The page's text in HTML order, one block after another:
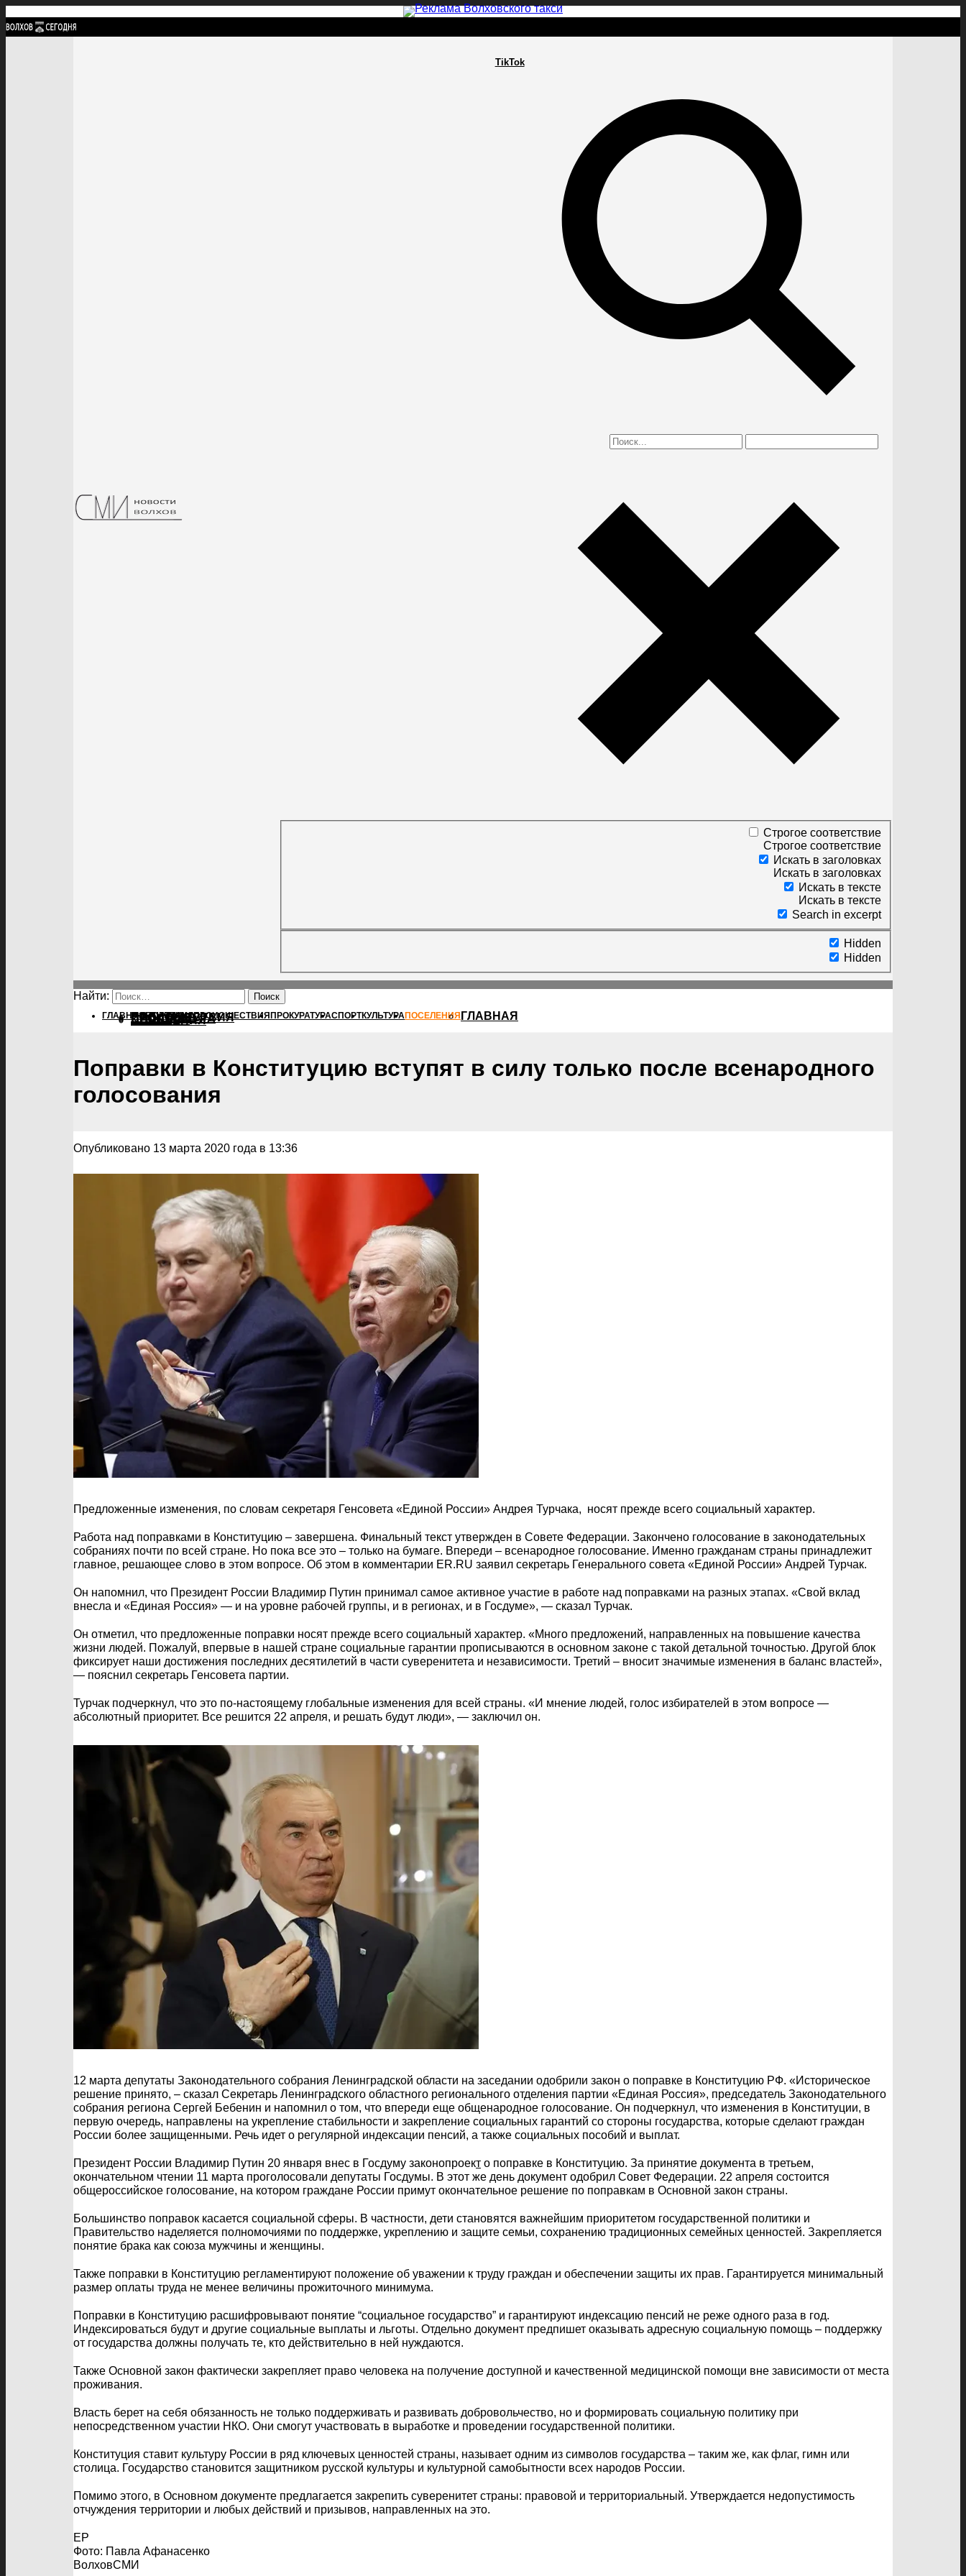
TikTok
Строгое соответствие
Строгое соответствие
Искать в заголовках
Искать в заголовках
Искать в тексте
Искать в тексте
Search in excerpt
Hidden
Hidden
Найти:
ГЛАВНАЯПОЛИТИКАПРОИСШЕСТВИЯ ПРОКУРАТУРАСПОРТКУЛЬТУРАПОСЕЛЕНИЯ ГЛАВНАЯ
ПОЛИТИКА
ПРОИСШЕСТВИЯ
ПРОКУРАТУРА
СПОРТ
КУЛЬТУРА
ПОСЕЛЕНИЯ
Поправки в Конституцию вступят в силу только после всенародного
голосования
Опубликовано 13 марта 2020 года в 13:36
Предложенные изменения, по словам секретаря Генсовета «Единой России» Андрея Турчака, носят прежде всего социальный характер.
Работа над поправками в Конституцию – завершена. Финальный текст утвержден в Совете Федерации. Закончено голосование в законодательных
собраниях почти по всей стране. Но пока все это – только на бумаге. Впереди – всенародное голосование. Именно гражданам страны принадлежит
главное, решающее слово в этом вопросе. Об этом в комментарии ER.RU заявил секретарь Генерального совета «Единой России» Андрей Турчак.
Он напомнил, что Президент России Владимир Путин принимал самое активное участие в работе над поправками на разных этапах. «Свой вклад
внесла и «Единая Россия» — и на уровне рабочей группы, и в регионах, и в Госдуме», — сказал Турчак.
Он отметил, что предложенные поправки носят прежде всего социальный характер. «Много предложений, направленных на повышение качества
жизни людей. Пожалуй, впервые в нашей стране социальные гарантии прописываются в основном законе с такой детальной точностью. Другой блок
фиксирует наши достижения последних десятилетий в части суверенитета и независимости. Третий – вносит значимые изменения в баланс властей»,
— пояснил секретарь Генсовета партии.
Турчак подчеркнул, что это по-настоящему глобальные изменения для всей страны. «И мнение людей, голос избирателей в этом вопросе —
абсолютный приоритет. Все решится 22 апреля, и решать будут люди», — заключил он.
12 марта депутаты Законодательного собрания Ленинградской области нa заседании одобрили закон о поправке в Конституцию РФ. «Историческое
решение принято, – сказал Секретарь Ленинградского областного регионального отделения партии «Единая Россия», председатель Законодательного
собрания региона Сергей Бебенин и напомнил о том, что впереди еще общенародное голосование. Он подчеркнул, что изменения в Конституции, в
первую очередь, направлены на укрепление стабильности и закрепление социальных гарантий со стороны государства, которые сделают граждан
России более защищенными. Речь идет о регулярной индексации пенсий, а также социальных пособий и выплат.
Президент России Владимир Путин 20 января внес в Госдуму законопроект о поправке в Конституцию. За принятие документа в третьем,
окончательном чтении 11 марта проголосовали депутаты Госдумы. В этот же день документ одобрил Совет Федерации. 22 апреля состоится
общероссийское голосование, на котором граждане России примут окончательное решение по поправкам в Основной закон страны.
Большинство поправок касается социальной сферы. В частности, дети становятся важнейшим приоритетом государственной политики и
Правительство наделяется полномочиями по поддержке, укреплению и защите семьи, сохранению традиционных семейных ценностей. Закрепляется
понятие брака как союза мужчины и женщины.
Также поправки в Конституцию регламентируют положение об уважении к труду граждан и обеспечении защиты их прав. Гарантируется минимальный
размер оплаты труда не менее величины прожиточного минимума.
Поправки в Конституцию расшифровывают понятие “социальное государство” и гарантируют индексацию пенсий не реже одного раза в год.
Индексироваться будут и другие социальные выплаты и льготы. Отдельно документ предпишет оказывать адресную социальную помощь – поддержку
от государства должны получать те, кто действительно в ней нуждаются.
Также Основной закон фактически закрепляет право человека на получение доступной и качественной медицинской помощи вне зависимости от места
проживания.
Власть берет на себя обязанность не только поддерживать и развивать добровольчество, но и формировать социальную политику при
непосредственном участии НКО. Они смогут участвовать в выработке и проведении государственной политики.
Конституция ставит культуру России в ряд ключевых ценностей страны, называет одним из символов государства – таким же, как флаг, гимн или
столица. Государство становится защитником русской культуры и культурной самобытности всех народов России.
Помимо этого, в Основном документе предлагается закрепить суверенитет страны: правовой и территориальный. Утверждается недопустимость
отчуждения территории и любых действий и призывов, направленных на это.
ЕР
Фото: Павла Афанасенко
ВолховСМИ